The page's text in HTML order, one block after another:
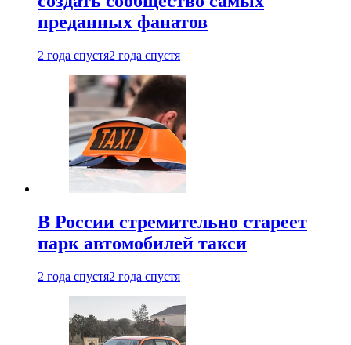
преданных фанатов
2 года спустя2 года спустя
В России стремительно стареет
парк автомобилей такси
2 года спустя2 года спустя